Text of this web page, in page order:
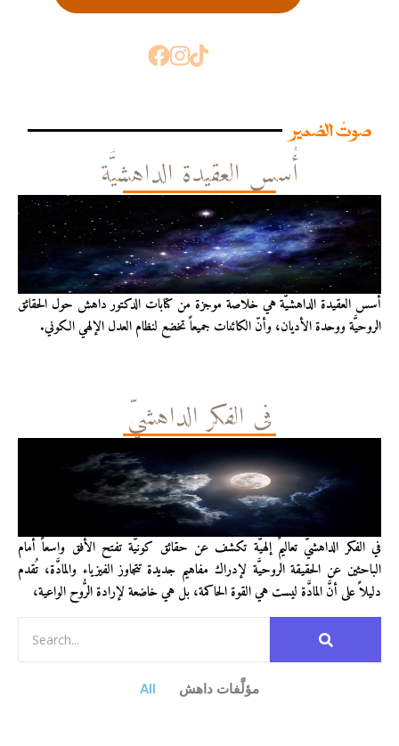
صوتُ الضمير
أُسس العقيدة الداهشيَّة
أُسس العقيدة الداهشيّة هي خلاصة موجزة من كتابات الدكتور داهش حول الحقائق
الروحيَّة ووحدة الأديان، وأنّ الكائنات جميعاً تخضع لنظام العدل الإلهي الكوني.
في الفكر الداهشيّ
في الفكر الداهشيّ تعاليمٌ إلهيَّة تكشف عن حقائق كونيَّة تفتح الأفق واسعاً أمام
الباحثين عن الحقيقة الروحيَّة لإدراك مفاهيم جديدة تتجاوز الفيزياء والمادَّة، تُقدم
دليلاً على أنَّ المادَّة ليست هي القوة الحاكمة، بل هي خاضعة لإرادة الرُّوح الواعية،
All مؤلَّفات داهش